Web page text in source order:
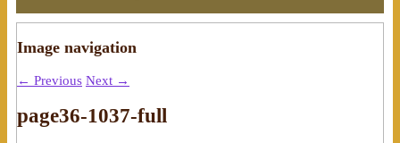
Image navigation
← Previous Next →
page36-1037-full